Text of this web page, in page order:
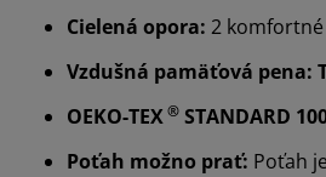
Cielená opora: 2
Vzdušná pamäťová pena:
OEKO-TEX® STANDARD
Poťah možno prať: Poťah